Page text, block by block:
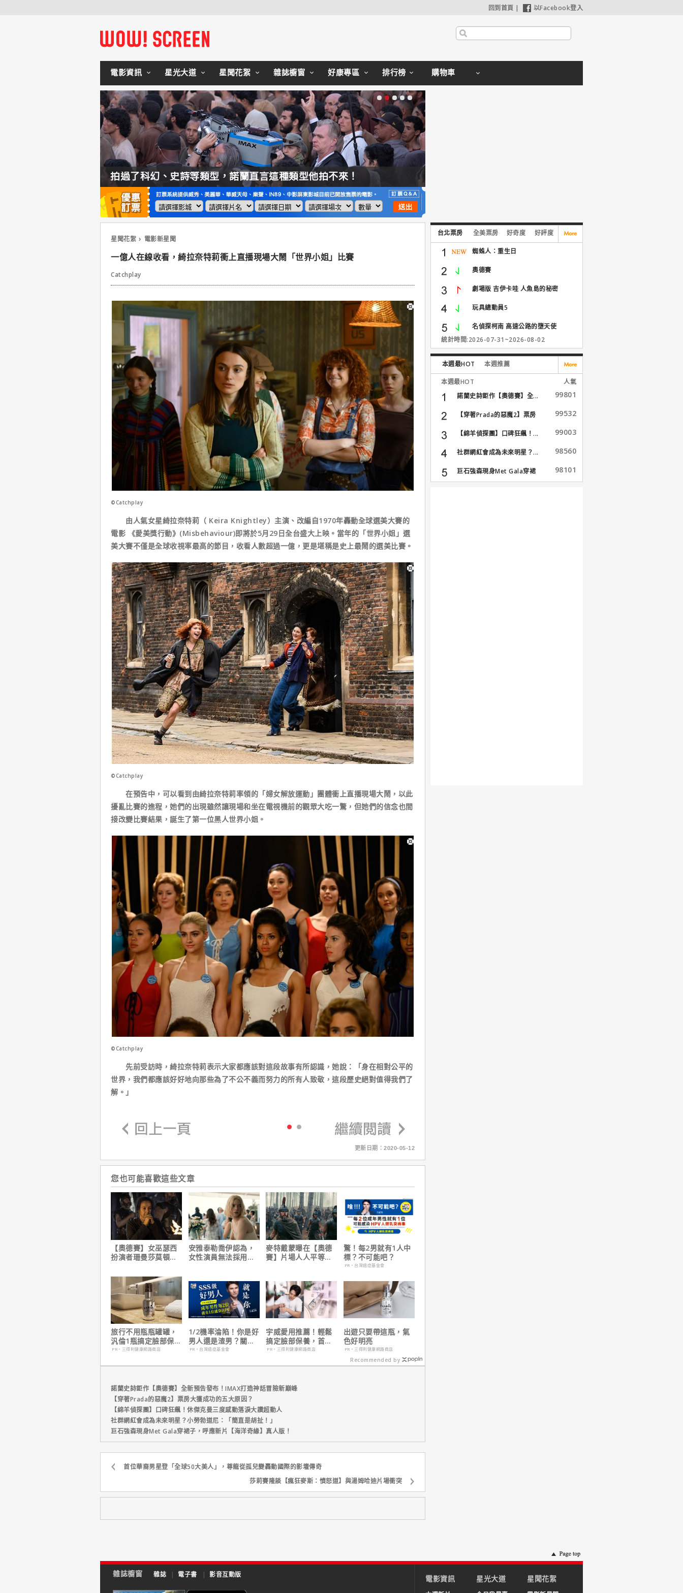
回到首頁 | 以Facebook登入
電影資訊 星光大道 星聞花絮 雜誌櫥窗 好康專區 排行榜 購物車
拍過了科幻、史詩等類型，諾蘭直言這種類型他拍不來！
星聞花絮 電影新星聞
一億人在線收看，綺拉奈特莉衝上直播現場大鬧「世界小姐」比賽
Catchplay
©Catchplay
由人氣女星綺拉奈特莉（ Keira Knightley）主演、改編自1970年轟動全球選美大賽的
電影 《愛美獎行動》(Misbehaviour)即將於5月29日全台盛大上映。當年的「世界小姐」選
美大賽不僅是全球收視率最高的節目，收看人數超過一億，更是堪稱是史上最鬧的選美比賽。
©Catchplay
在預告中，可以看到由綺拉奈特莉率領的「婦女解放運動」團體衝上直播現場大鬧，以此
擾亂比賽的進程，她們的出現雖然讓現場和坐在電視機前的觀眾大吃一驚，但她們的信念也間
接改變比賽結果，誕生了第一位黑人世界小姐。
©Catchplay
先前受訪時，綺拉奈特莉表示大家都應該對這段故事有所認識，她說：「身在相對公平的
世界，我們都應該好好地向那些為了不公不義而努力的所有人致敬，這段歷史絕對值得我們了
解。」
更新日期：2020-05-12
您也可能喜歡這些文章
【奧德賽】女巫瑟西
扮演者珊曼莎莫頓曝
戲！
安雅泰勒喬伊認為，
女性演員無法採用方
麥特戴蒙曝在【奧德
賽】片場人人平等，
驚！每2男就有1人中
標？不可能吧？
PR・台灣癌症基金會
旅行不用瓶瓶罐罐，
汎倫1瓶搞定臉部保
養！
PR・三得利健康網路商店
1/2機率淪陷！你是好
男人還是渣男？關鍵
在這
PR・台灣癌症基金會
宇威愛用推薦！輕鬆
搞定臉部保養，首購
只要$390
PR・三得利健康網路商店
出遊只要帶這瓶，氣
色好明亮
PR・三得利健康網路商店
Recommended by
諾蘭史詩鉅作【奧德賽】全新預告發布！IMAX打造神話冒險新巔峰
【穿著Prada的惡魔2】票房大獲成功的五大原因？
【綿羊偵探團】口碑狂飆！休傑克曼三度感動落淚大讚超動人
社群網紅會成為未來明星？小勞勃道尼：「簡直是胡扯！」
巨石強森現身Met Gala穿裙子，呼應新片【海洋奇緣】真人版！
首位華裔男星登「全球50大美人」，尊龍從孤兒變轟動國際的影壇傳奇
莎莉賽隆談【瘋狂麥斯：憤怒道】與湯姆哈迪片場衝突
台北票房 全美票房 好奇度 好評度
蜘蛛人：重生日
奧德賽
劇場版 吉伊卡哇 人魚島的秘密
玩具總動員5
名偵探柯南 高速公路的墮天使
統計時間:2026-07-31~2026-08-02
本週最HOT 本週推薦
本週最HOT
人氣
諾蘭史詩鉅作【奧德賽】全...
99801
【穿著Prada的惡魔2】票房
99532
【綿羊偵探團】口碑狂飆！... 99003
社群網紅會成為未來明星？... 98560
巨石強森現身Met Gala穿裙
子...
98101
雜誌櫥窗 雜誌 | 電子書 | 影音互動版 電影資訊 星光大道 星聞花絮